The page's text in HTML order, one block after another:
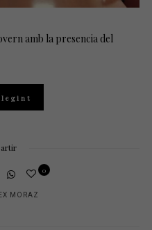
amb la presencia del
MORAZ
0